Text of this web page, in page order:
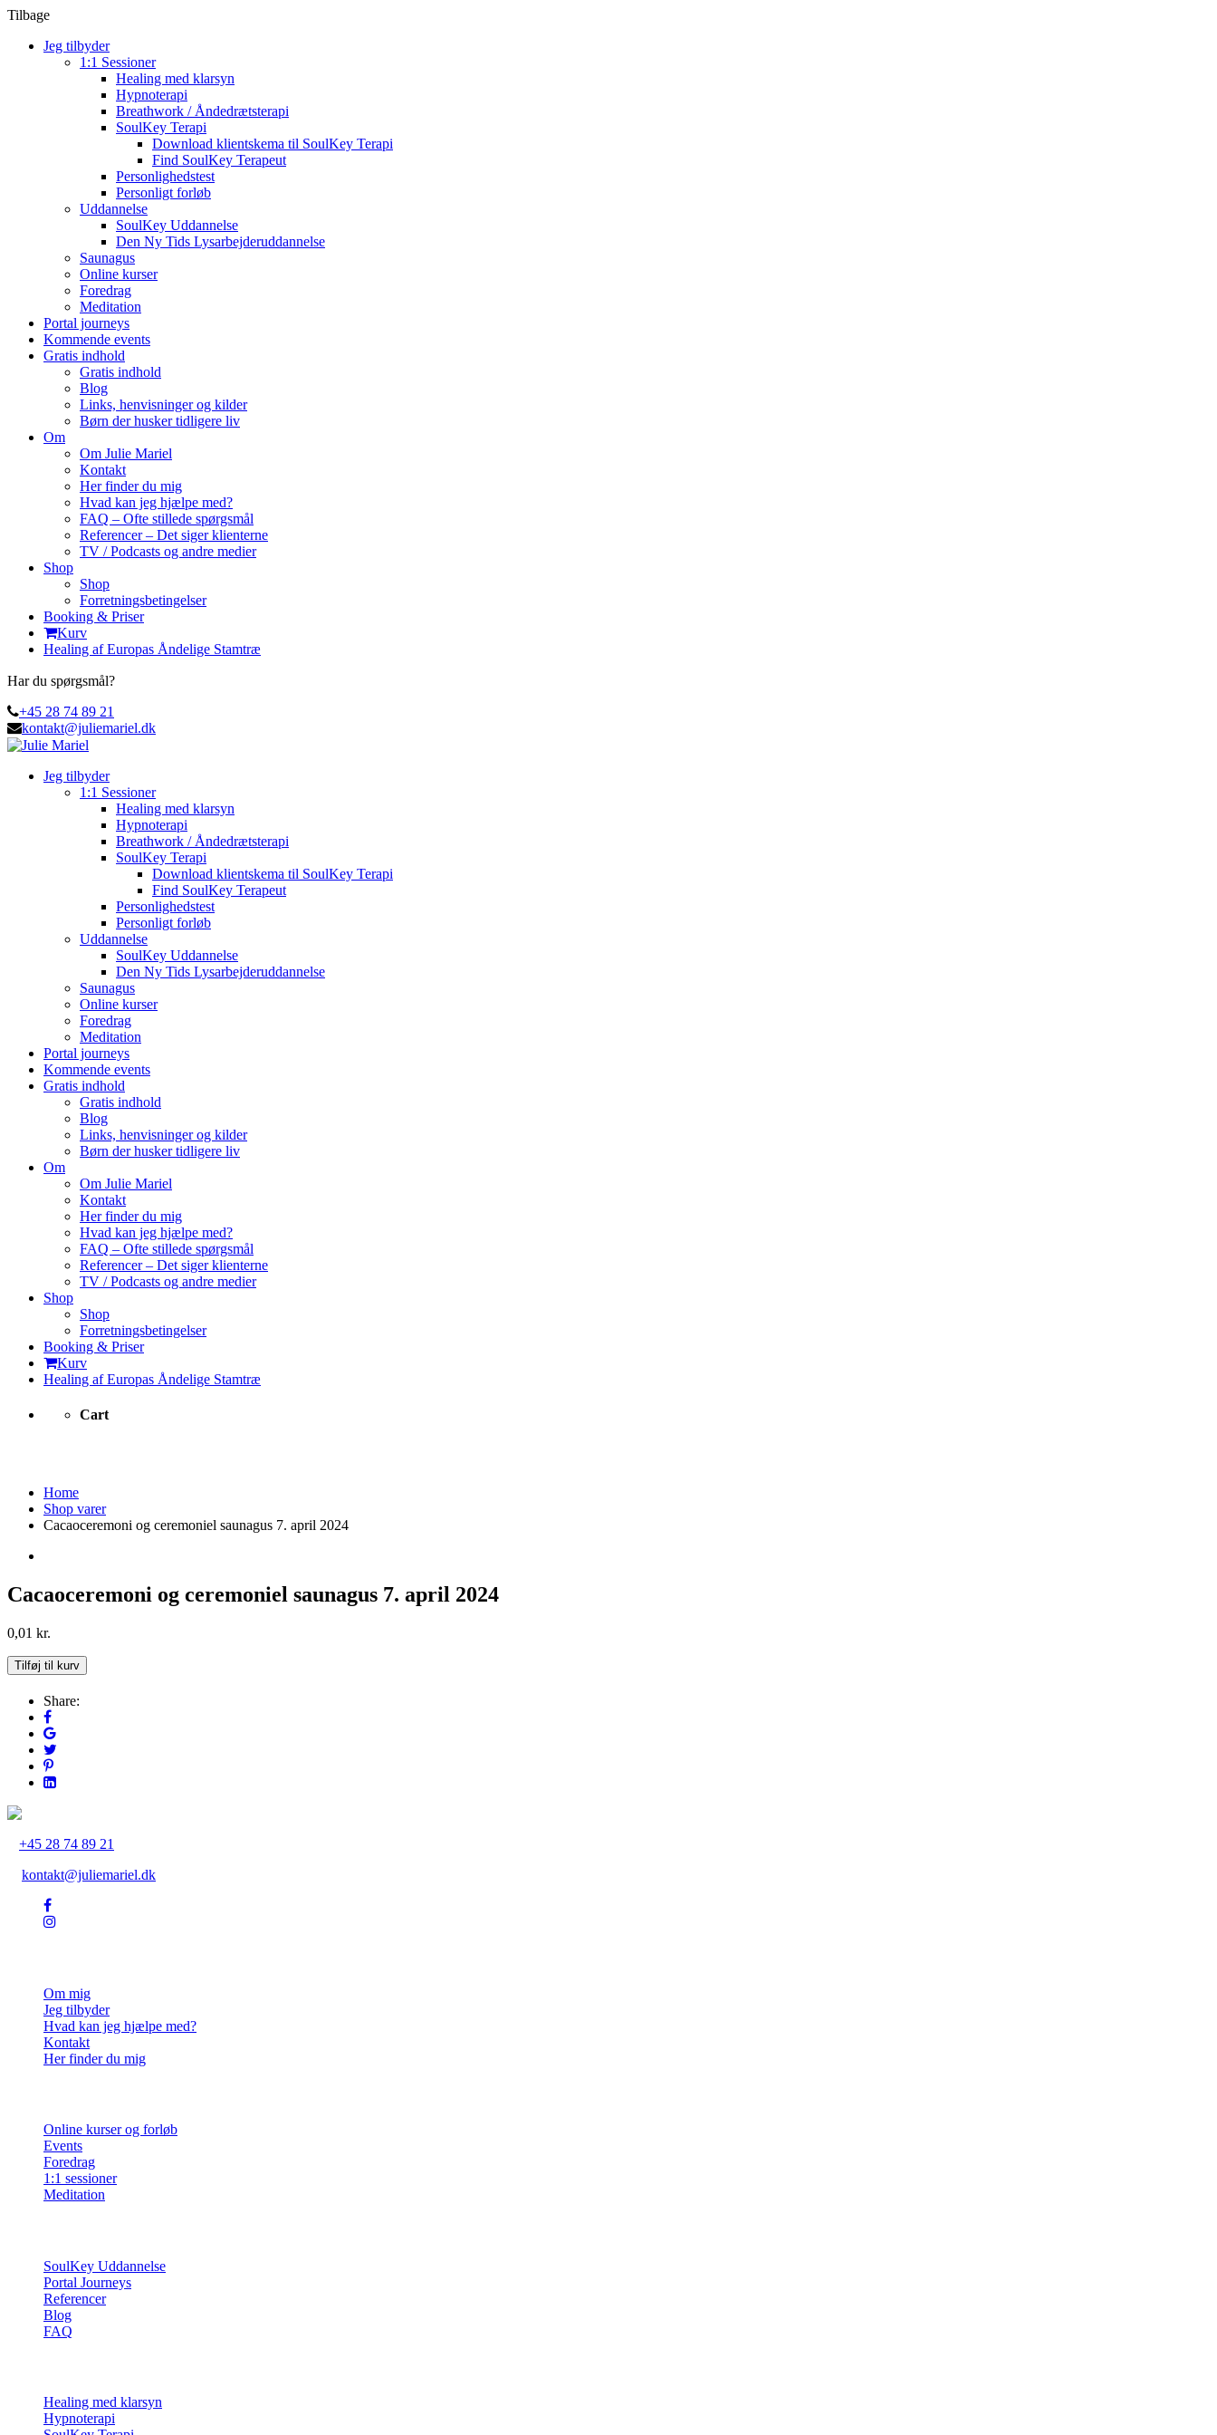
Tilbage
Jeg tilbyder
1:1 Sessioner
Healing med klarsyn
Hypnoterapi
Breathwork / Åndedrætsterapi
SoulKey Terapi
Download klientskema til SoulKey Terapi
Find SoulKey Terapeut
Personlighedstest
Personligt forløb
Uddannelse
SoulKey Uddannelse
Den Ny Tids Lysarbejderuddannelse
Saunagus
Online kurser
Foredrag
Meditation
Portal journeys
Kommende events
Gratis indhold
Gratis indhold
Blog
Links, henvisninger og kilder
Børn der husker tidligere liv
Om
Om Julie Mariel
Kontakt
Her finder du mig
Hvad kan jeg hjælpe med?
FAQ – Ofte stillede spørgsmål
Referencer – Det siger klienterne
TV / Podcasts og andre medier
Shop
Shop
Forretningsbetingelser
Booking & Priser
Kurv
Healing af Europas Åndelige Stamtræ
Har du spørgsmål?
+45 28 74 89 21
kontakt@juliemariel.dk
Jeg tilbyder
1:1 Sessioner
Healing med klarsyn
Hypnoterapi
Breathwork / Åndedrætsterapi
SoulKey Terapi
Download klientskema til SoulKey Terapi
Find SoulKey Terapeut
Personlighedstest
Personligt forløb
Uddannelse
SoulKey Uddannelse
Den Ny Tids Lysarbejderuddannelse
Saunagus
Online kurser
Foredrag
Meditation
Portal journeys
Kommende events
Gratis indhold
Gratis indhold
Blog
Links, henvisninger og kilder
Børn der husker tidligere liv
Om
Om Julie Mariel
Kontakt
Her finder du mig
Hvad kan jeg hjælpe med?
FAQ – Ofte stillede spørgsmål
Referencer – Det siger klienterne
TV / Podcasts og andre medier
Shop
Shop
Forretningsbetingelser
Booking & Priser
Kurv
Healing af Europas Åndelige Stamtræ
Cart
Home
Shop varer
Cacaoceremoni og ceremoniel saunagus 7. april 2024
Cacaoceremoni og ceremoniel saunagus 7. april 2024
0,01 kr.
Cacaoceremoni
og
ceremoniel
saunagus
Tilføj til kurv
Share:
+45 28 74 89 21
kontakt@juliemariel.dk
Om mig
Jeg tilbyder
Hvad kan jeg hjælpe med?
Kontakt
Her finder du mig
Online kurser og forløb
Events
Foredrag
1:1 sessioner
Meditation
SoulKey Uddannelse
Portal Journeys
Referencer
Blog
FAQ
Healing med klarsyn
Hypnoterapi